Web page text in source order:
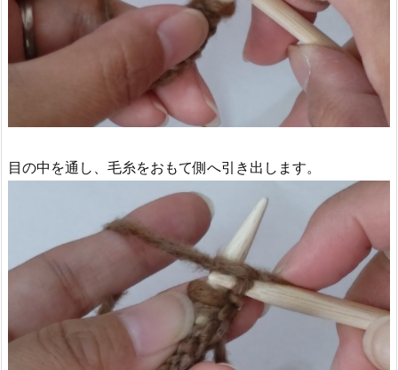
目の中を通し、毛糸をおもて側へ引き出します。